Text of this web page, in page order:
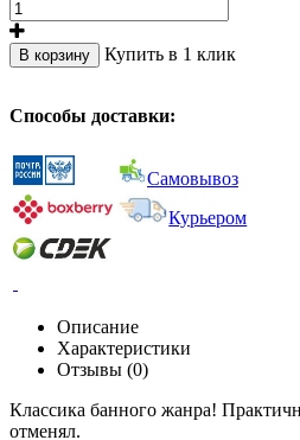
В корзину Купить в 1 клик
Способы доставки:
Самовывоз
Курьером
Описание
Характеристики
Отзывы (0)
Классика банного жанра!
отменял.